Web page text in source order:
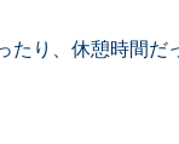
り、休憩時間だ